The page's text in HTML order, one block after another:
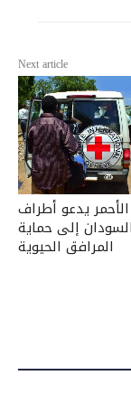
Next article
يدعو أطراف
إلى حماية
المرافق الحيوية